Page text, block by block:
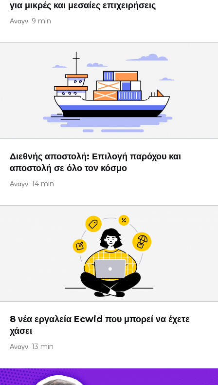
για μικρές και μεσαίες επιχειρήσεις
Αναγν. 9 min
Διεθνής αποστολή: Επιλογή παρόχου και
αποστολή σε όλο τον κόσμο
Αναγν. 14 min
8 νέα εργαλεία Ecwid που μπορεί να έχετε
χάσει
Αναγν. 13 min